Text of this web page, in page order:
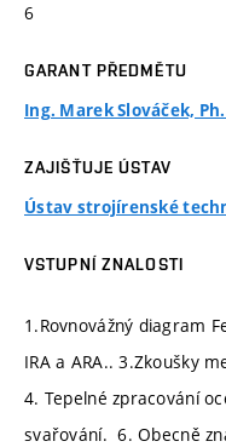
6
GARANT PŘEDMĚTU
Ing. Marek Slováček,
ZAJIŠŤUJE ÚSTAV
Ústav strojírenské
VSTUPNÍ ZNALOSTI
1.Rovnovážný diagram
IRA a ARA.. 3.Zkoušky
4. Tepelné zpracování
svařování. 6. Obecně